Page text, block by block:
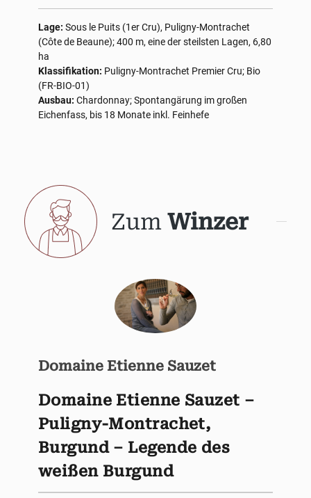
Lage: Sous le Puits (1er Cru), Puligny-Montrachet
(Côte de Beaune); 400 m, eine der steilsten Lagen, 6,80
ha
Klassifikation: Puligny-Montrachet Premier Cru; Bio
(FR-BIO-01)
Ausbau: Chardonnay; Spontangärung im großen
Eichenfass, bis 18 Monate inkl. Feinhefe
Zum Winzer
Domaine Etienne Sauzet
Domaine Etienne Sauzet –
Puligny-Montrachet,
Burgund – Legende des
weißen Burgund